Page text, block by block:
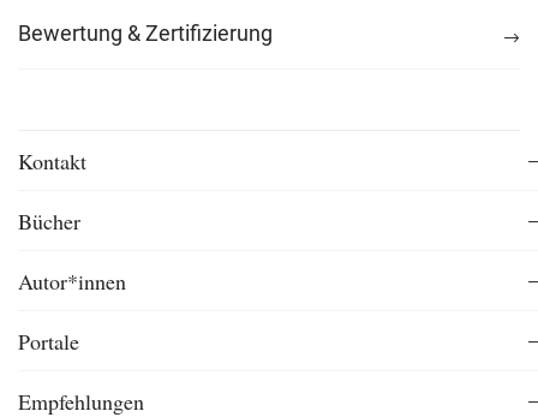
Bewertung & Zertifizierung
Kontakt
Bücher
Autor*innen
Portale
Empfehlungen